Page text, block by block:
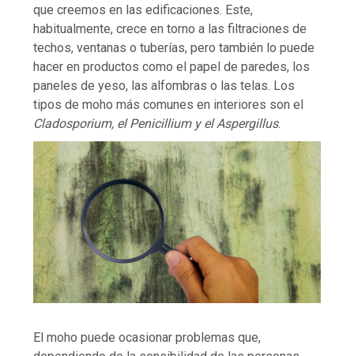
que creemos en las edificaciones. Este,
habitualmente, crece en torno a las filtraciones de
techos, ventanas o tuberías, pero también lo puede
hacer en productos como el papel de paredes, los
paneles de yeso, las alfombras o las telas. Los
tipos de moho más comunes en interiores son el
Cladosporium, el Penicillium y el Aspergillus.
El moho puede ocasionar problemas que,